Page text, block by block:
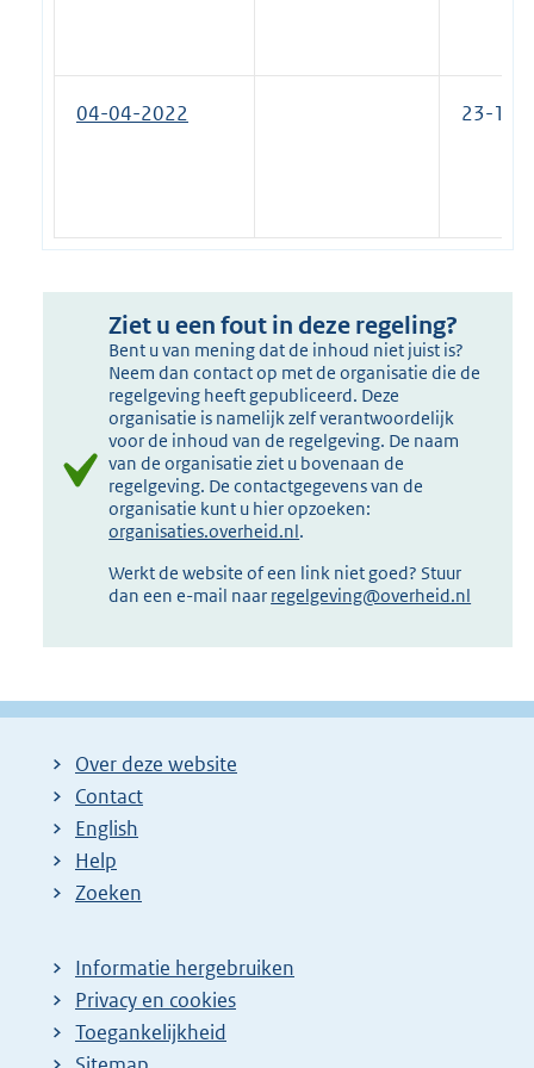
04-04-2022 23-11-
Ziet u een fout in deze regeling?
Bent u van mening dat de inhoud niet juist is?
Neem dan contact op met de organisatie die de
regelgeving heeft gepubliceerd. Deze
organisatie is namelijk zelf verantwoordelijk
voor de inhoud van de regelgeving. De naam
van de organisatie ziet u bovenaan de
regelgeving. De contactgegevens van de
organisatie kunt u hier opzoeken:
organisaties.overheid.nl.
Werkt de website of een link niet goed? Stuur
dan een e-mail naar regelgeving@overheid.nl
Over deze website
Contact
English
Help
Zoeken
Informatie hergebruiken
Privacy en cookies
Toegankelijkheid